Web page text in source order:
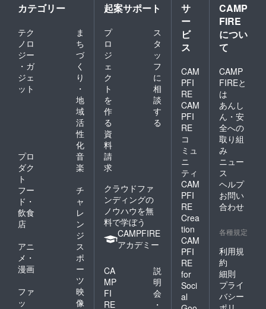
カテゴリー
テク
ノロ
ジー
・ガ
ジェ
ット
ま
ち
づ
く
り
・
地
域
活
性
化
プロ
ダク
ト
音
楽
フー
ド・
飲食
店
チ
ャ
レ
ン
ジ
アニ
メ・
漫画
ス
ポ
ー
ツ
ファ
ッ
映
像
起案サポート
プ
ロ
ジ
ェ
ク
ト
を
作
る
ス
タ
ッ
フ
に
相
談
す
る
資
料
請
求
クラウドファ
ンディングの
ノウハウを無
料で学ぼう
CAMPFIRE
アカデミー
CA
MP
FI
RE
説
明
会
・
サ
ー
ビ
ス
CAM
PFI
RE
CAM
PFI
RE
コ
ミュ
ニ
ティ
CAM
PFI
RE
Crea
tion
CAM
PFI
RE
for
Soci
al
CAMP
FIRE
につい
て
CAMP
FIREと
は
あんし
ん・安
全への
取り組
み
ニュー
ス
ヘルプ
お問い
合わせ
各種規定
利用規
約
細則
プライ
バシー